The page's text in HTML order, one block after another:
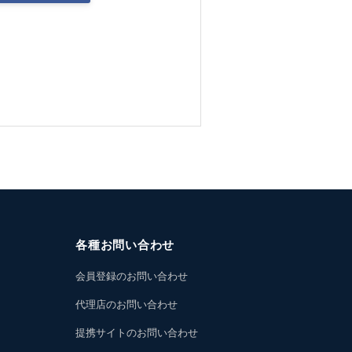
各種お問い合わせ
会員登録のお問い合わせ
代理店のお問い合わせ
提携サイトのお問い合わせ